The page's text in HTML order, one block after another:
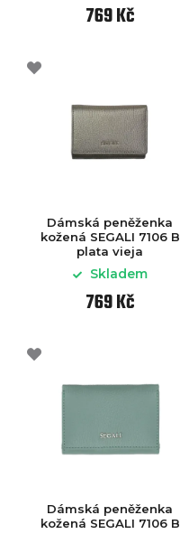
769 Kč
Dámská peněženka
kožená SEGALI 7106 B
plata vieja
Skladem
769 Kč
Dámská peněženka
kožená SEGALI 7106 B